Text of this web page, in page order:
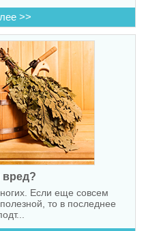
>>
вред?
Если еще совсем
то в последнее